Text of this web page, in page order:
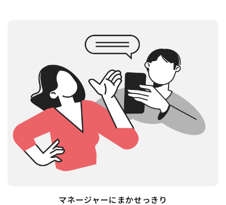
マネージャーにまかせっきり